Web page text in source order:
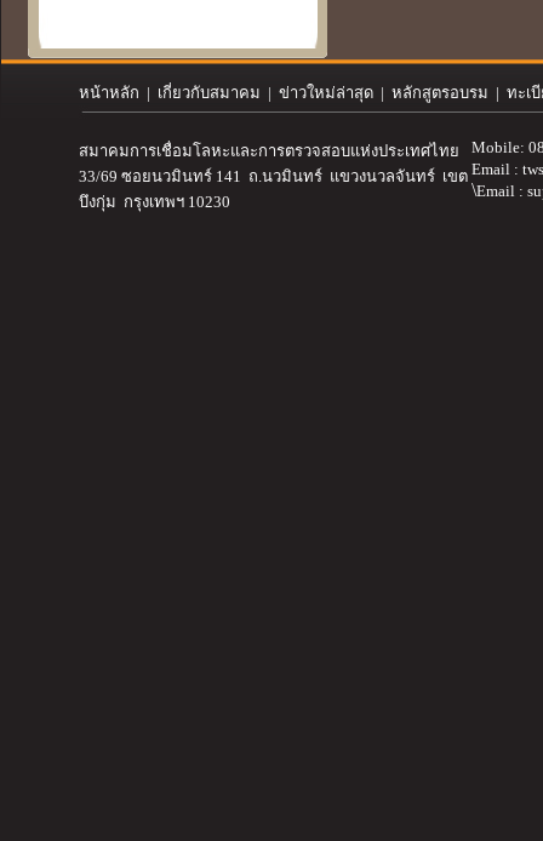
หน้าหลัก | เกี่ยวกับสมาคม | ข่าวใหม่ล่าสุด | หลักสูตรอบรม | ทะเ
สมาคมการเชื่อมโลหะและการตรวจสอบแห่งประเทศไทย
33/69 ซอยนวมินทร์ 141 ถ.นวมินทร์ แขวงนวลจันทร์ เขต
บึงกุ่ม กรุงเทพฯ 10230
Mobile:
Email :
\Email :